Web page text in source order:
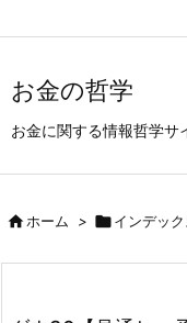
お金の哲学
お金に関する情報哲学サ
ホーム > インデッ